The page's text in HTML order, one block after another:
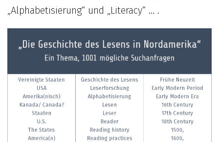
„Alphabetisierung“ und „Literacy“ … .